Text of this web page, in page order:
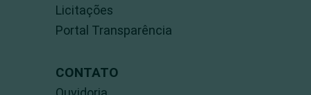
Licitações
Portal Transparência
CONTATO